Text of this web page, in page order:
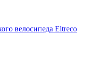
велосипеда Eltreco